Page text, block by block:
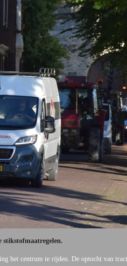
stikstofmaatregelen.
het centrum te rijden. De optocht van